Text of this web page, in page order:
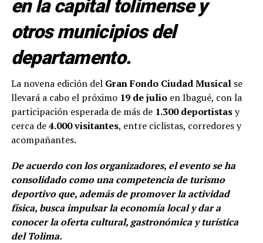
en la capital tolimense y
otros municipios del
departamento.
La novena edición del Gran Fondo Ciudad Musicalse
llevará a cabo el próximo 19 de julioen Ibagué, con la
participación esperada de más de 1.300 deportistasy
cerca de4.000 visitantes, entre ciclistas, corredores y
acompañantes.
De acuerdo con los organizadores, el evento se ha
consolidado como una competencia de turismo
deportivo que, además de promover la actividad
física, busca impulsar la economía local y dar a
conocer la oferta cultural, gastronómica y turística
del Tolima.